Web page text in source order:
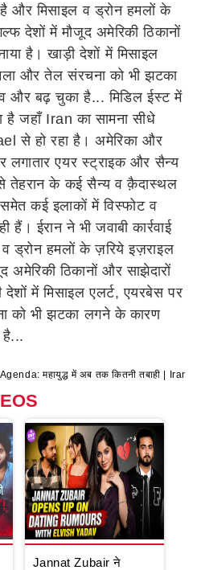
है और मिसाइल व ड्रोन हमलों के
देशों में मौजूद अमेरिकी ठिकानों
है। खाड़ी देशों में मिसाइल
और तेल संरचना को भी झटका
और बढ़ चुका है... मिडिल ईस्ट में
है जहाँ Iran का सामना सीधे
से हो रहा है। अमेरिका और
लगातार एयर स्ट्राइक और सैन्य
तेहरान के कई सैन्य व क़ैदास्थल
कई इलाकों में विस्फोट व
ईरान ने भी जवाबी कार्रवाई
ड्रोन हमलों के ज़रिये इज़राइल
ठिकानों और साझेदारों
देशों में मिसाइल एलर्ट, एयरबेस पर
को भी झटका लगने के कारण
है...
महायुद्ध में अब तक कितनी तबाही |
Jannat Zubair ने